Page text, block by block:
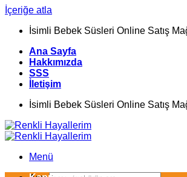
İçeriğe atla
İsimli Bebek Süsleri Online Satış
Ana Sayfa
Hakkımızda
SSS
İletişim
İsimli Bebek Süsleri Online Satış
Menü